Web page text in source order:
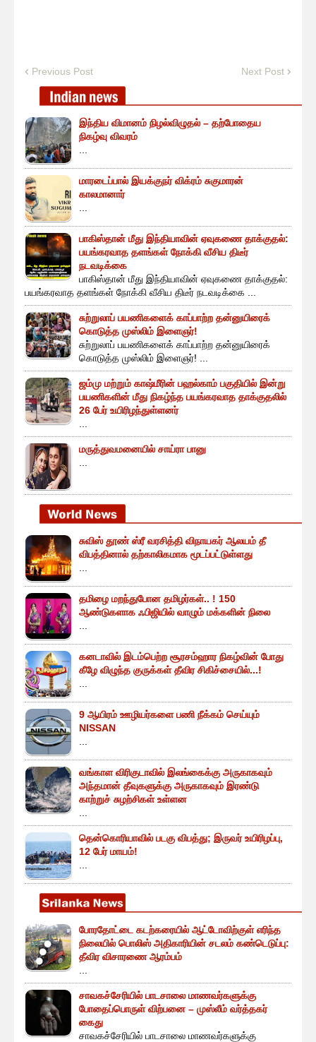
Previous Post Next Post
இந்திய விமானம் நிழல்விழுதல் – தற்போதைய
நிகழ்வு விவரம்
மாரடைப்பால் இயக்குநர் விக்ரம் சுகுமாரன்
காலமானார்
பாகிஸ்தான் மீது இந்தியாவின் ஏவுகணை தாக்குதல்:
பயங்கரவாத தளங்கள் நோக்கி வீசிய திடீர்
நடவடிக்கை
பாகிஸ்தான் மீது இந்தியாவின் ஏவுகணை தாக்குதல்:
பயங்கரவாத தளங்கள் நோக்கி வீசிய திடீர் நடவடிக்கை ...
சுற்றுலாப் பயணிகளைக் காப்பாற்ற தன்னுயிரைக்
கொடுத்த முஸ்லிம் இளைஞர்!
சுற்றுலாப் பயணிகளைக் காப்பாற்ற தன்னுயிரைக்
கொடுத்த முஸ்லிம் இளைஞர்! ...
ஜம்மு மற்றும் காஷ்மீரின் பஹல்காம் பகுதியில் இன்று
பயணிகளின் மீது நிகழ்ந்த பயங்கரவாத தாக்குதலில்
26 பேர் உயிரிழந்துள்ளனர்
மருத்துவமனையில் சாய்ரா பானு
சுவிஸ் தூண் ஸ்ரீ வரசித்தி விநாயகர் ஆலயம் தீ
விபத்தினால் தற்காலிகமாக மூடப்பட்டுள்ளது
தமிழை மறந்துபோன தமிழர்கள்.. ! 150
ஆண்டுகளாக ஃபிஜியில் வாழும் மக்களின் நிலை
கனடாவில் இடம்பெற்ற சூரசம்ஹார நிகழ்வின் போது
கீழே விழுந்த குருக்கள் தீவிர சிகிச்சையில்...!
9 ஆயிரம் ஊழியர்களை பணி நீக்கம் செய்யும்
NISSAN
வங்காள விரிகுடாவில் இலங்கைக்கு அருகாகவும்
அந்தமான் தீவுகளுக்கு அருகாகவும் இரண்டு
காற்றுச் சுழற்சிகள் உள்ளன
தென்கொரியாவில் படகு விபத்து; இருவர் உயிரிழப்பு,
12 பேர் மாயம்!
போரதோட்டை கடற்கரையில் ஆட்டோவிற்குள் எரிந்த
நிலையில் பொலிஸ் அதிகாரியின் சடலம் கண்டெடுப்பு:
தீவிர விசாரணை ஆரம்பம்
சாவகச்சேரியில் பாடசாலை மாணவர்களுக்கு
போதைப்பொருள் விற்பனை – முஸ்லீம் வர்த்தகர்
கைது
சாவகச்சேரியில் பாடசாலை மாணவர்களுக்கு